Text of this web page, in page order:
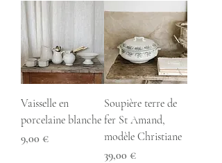
Vaisselle en
porcelaine blanche
Prix
9,00 €
Soupière terre de
fer St Amand,
modèle Christiane
Prix
39,00 €